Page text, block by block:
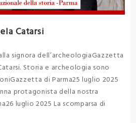
Catarsi
signora dell’archeologiaGazzetta
Storia e archeologia sono
di Parma25 luglio 2025
protagonista della nostra
luglio 2025 La scomparsa di